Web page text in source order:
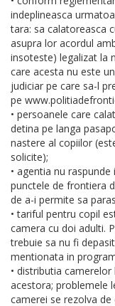
indeplineasca
tara: sa calatoreasca
asupra lor acordul
insoteste) legalizat la
care acesta nu este
judiciar pe care sa-l
pe
• persoanele care
detina pe langa
nastere al copiilor
solicite);
• agentia nu
punctele de frontiera
de a-i permite sa
• tariful pentru copil
camera cu doi adulti.
trebuie sa nu fi
mentionata in
• distributia
acestora; problemele
camerei se rezolva